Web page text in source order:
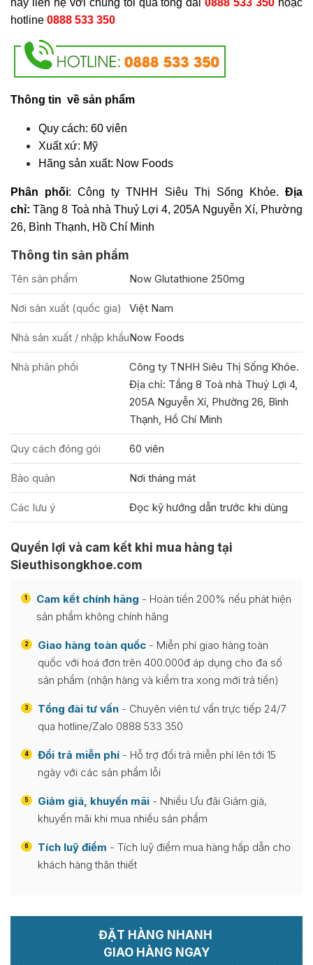
hotline 0888 533 350
Thông tin về sản phẩm
Quy cách: 60 viên
Xuất xứ: Mỹ
Hãng sản xuất: Now Foods
Phân phối: Công ty TNHH Siêu Thị Sống Khỏe.Địa
chỉ: Tầng 8 Toà nhà Thuỷ Lợi 4, 205A Nguyễn Xí, Phường
26, Bình Thạnh, Hồ Chí Minh
Thông tin sản phẩm
Tên sản phẩm Now Glutathione 250mg
Nơi sản xuất (quốc gia) Việt Nam
Nhà sản xuất / nhập khẩuNow Foods
Nhà phân phối
Công ty TNHH Siêu Thị Sống Khỏe.
Địa chỉ: Tầng 8 Toà nhà Thuỷ Lợi 4,
205A Nguyễn Xí, Phường 26, Bình
Thạnh, Hồ Chí Minh
Quy cách đóng gói 60 viên
Bảo quản Nơi tháng mát
Các lưu ý Đọc kỹ hướng dẫn trước khi dùng
Quyền lợi và cam kết khi mua hàng tại
Sieuthisongkhoe.com
1 Cam kết chính hãng - Hoàn tiền 200% nếu phát hiện
sản phẩm không chính hãng
2 Giao hàng toàn quốc - Miễn phí giao hàng toàn
quốc với hoá đơn trên 400.000đ áp dụng cho đa số
sản phẩm (nhận hàng và kiểm tra xong mới trả tiền)
3 Tổng đài tư vấn - Chuyên viên tư vấn trực tiếp 24/7
qua hotline/Zalo 0888 533 350
4 Đổi trả miễn phí - Hỗ trợ đổi trả miễn phí lên tới 15
ngày với các sản phẩm lỗi
5 Giảm giá, khuyến mãi - Nhiều Ưu đãi Giảm giá,
khuyến mãi khi mua nhiều sản phẩm
6 Tích luỹ điểm - Tích luỹ điểm mua hàng hấp dẫn cho
khách hàng thân thiết
ĐẶT HÀNG NHANH
GIAO HÀNG NGAY